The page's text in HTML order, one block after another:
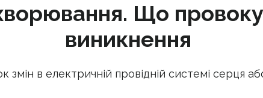
Що
виникнення
в електричній провідній системі серця